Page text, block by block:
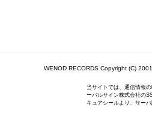
WENOD RECORDS Copyright (C)
当サイトでは、通信情報
ーバルサイン株式会社の
キュアシールより、サー